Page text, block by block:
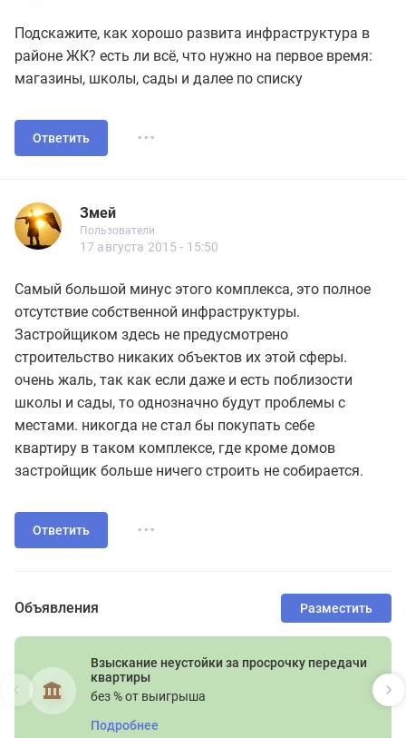
Подскажите, как хорошо развита инфраструктура в
районе ЖК? есть ли всё, что нужно на первое время:
магазины, школы, сады и далее по списку
Ответить ...
Змей
Змей
Пользователи
Пользователь
Пользователи
25 сообщений
17 августа 2015 - 15:50
Самый большой минус этого комплекса, это полное
отсутствие собственной инфраструктуры.
Застройщиком здесь не предусмотрено
строительство никаких объектов их этой сферы.
очень жаль, так как если даже и есть поблизости
школы и сады, то однозначно будут проблемы с
местами. никогда не стал бы покупать себе
квартиру в таком комплексе, где кроме домов
застройщик больше ничего строить не собирается.
Ответить ...
Объявления Разместить
Взыскание неустойки за просрочку передачи
квартиры
без % от выигрыша
Подробнее